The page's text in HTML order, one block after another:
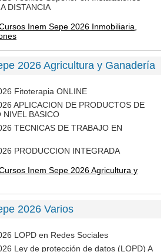
DISTANCIA
Inem Sepe 2026 Inmobiliaria,
2026 Agricultura y Ganadería
Fitoterapia ONLINE
APLICACION DE PRODUCTOS DE
NIVEL BASICO
TECNICAS DE TRABAJO EN
PRODUCCION INTEGRADA
Inem Sepe 2026 Agricultura y
2026 Varios
LOPD en Redes Sociales
Ley de protección de datos (LOPD) A